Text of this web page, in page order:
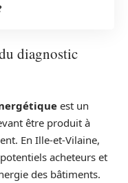
diagnostic
est un
être produit à
En Ille-et-Vilaine,
acheteurs et
des bâtiments.